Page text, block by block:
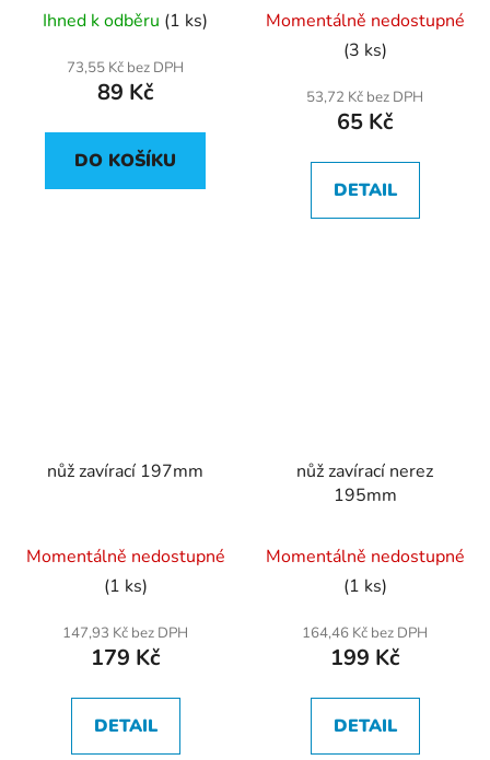
Ihned k odběru (1 ks)
73,55 Kč bez DPH
89 Kč
DO KOŠÍKU
Momentálně nedostupné
(3 ks)
53,72 Kč bez DPH
65 Kč
DETAIL
nůž zavírací 197mm
Momentálně nedostupné
(1 ks)
147,93 Kč bez DPH
179 Kč
DETAIL
nůž zavírací nerez
195mm
Momentálně nedostupné
(1 ks)
164,46 Kč bez DPH
199 Kč
DETAIL